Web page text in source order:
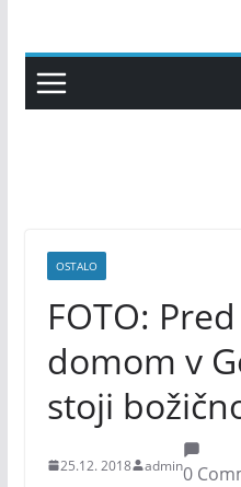
content
OSTALO
FOTO:
domom v
stoji
25.12. 2018 admin0